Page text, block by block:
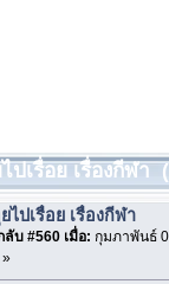
เรื่อย เรื่องกีฬา
ไปเรื่อย เรื่องกีฬา
ลับ #560 เมื่อ: กุมภาพันธ์
»